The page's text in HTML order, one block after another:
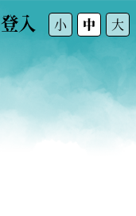
登入 小 中 大